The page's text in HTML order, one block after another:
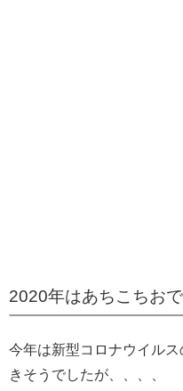
2020年はあちこちお
今年は新型コロナウイル
きそうでしたが、、、、